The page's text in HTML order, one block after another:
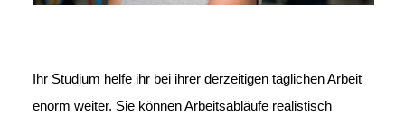
Ihr Studium helfe ihr bei ihrer derzeitigen täglichen Arbeit
enorm weiter. Sie können Arbeitsabläufe realistisch